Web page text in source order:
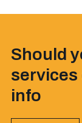
Should
services
info